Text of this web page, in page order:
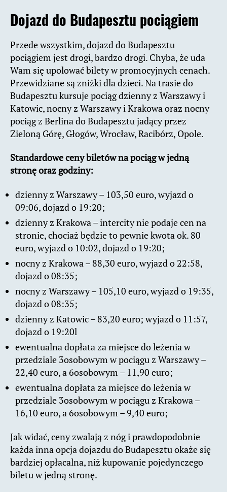
Dojazd do Budapesztu pociągiem
Przede wszystkim, dojazd do Budapesztu
pociągiem jest drogi, bardzo drogi. Chyba, że uda
Wam się upolować bilety w promocyjnych cenach.
Przewidziane są zniżki dla dzieci. Na trasie do
Budapesztu kursuje pociąg dzienny z Warszawy i
Katowic, nocny z Warszawy i Krakowa oraz nocny
pociąg z Berlina do Budapesztu jadący przez
Zieloną Górę, Głogów, Wrocław, Racibórz, Opole.
Standardowe ceny biletów na pociąg w jedną
stronę oraz godziny:
dzienny z Warszawy – 103,50 euro, wyjazd o
09:06, dojazd o 19:20;
dzienny z Krakowa – intercity nie podaje cen na
stronie, chociaż będzie to pewnie kwota ok. 80
euro, wyjazd o 10:02, dojazd o 19:20;
nocny z Krakowa – 88,30 euro, wyjazd o 22:58,
dojazd o 08:35;
nocny z Warszawy – 105,10 euro, wyjazd o 19:35,
dojazd o 08:35;
dzienny z Katowic – 83,20 euro; wyjazd o 11:57,
dojazd o 19:20l
ewentualna dopłata za miejsce do leżenia w
przedziale 3osobowym w pociągu z Warszawy –
22,40 euro, a 6osobowym – 11,90 euro;
ewentualna dopłata za miejsce do leżenia w
przedziale 3osobowym w pociągu z Krakowa –
16,10 euro, a 6osobowym – 9,40 euro;
Jak widać, ceny zwalają z nóg i prawdopodobnie
każda inna opcja dojazdu do Budapesztu okaże się
bardziej opłacalna, niż kupowanie pojedynczego
biletu w jedną stronę.